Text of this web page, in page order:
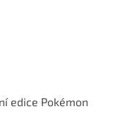
edice Pokémon